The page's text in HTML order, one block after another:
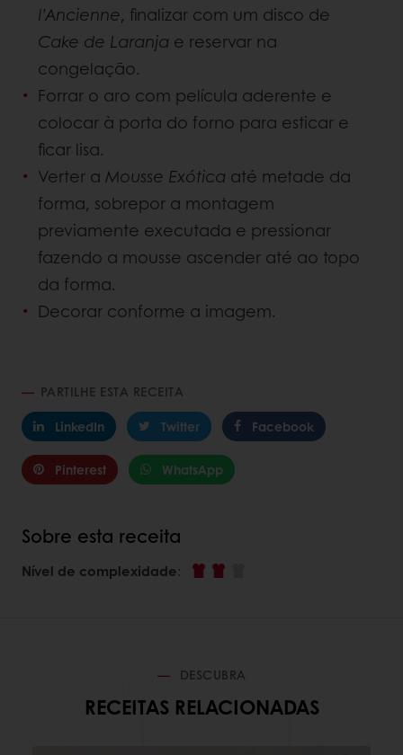
l’Ancienne, finalizar com um disco de
Cake de Laranja e reservar na
congelação.
Forrar o aro com película aderente e
colocar à porta do forno para esticar e
ficar lisa.
Verter a Mousse Exótica até metade da
forma, sobrepor a montagem
previamente executada e pressionar
fazendo a mousse ascender até ao topo
da forma.
Decorar conforme a imagem.
PARTILHE ESTA RECEITA
LinkedIn
Twitter Facebook
Pinterest WhatsApp
Sobre esta receita
Nível de complexidade:
DESCUBRA
RECEITAS RELACIONADAS